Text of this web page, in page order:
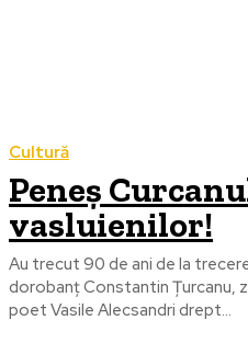
Cultură
Peneș
vasluienilor!
Au trecut 90 de ani de la
dorobanț Constantin Țurcanu,
poet Vasile Alecsandri drept...